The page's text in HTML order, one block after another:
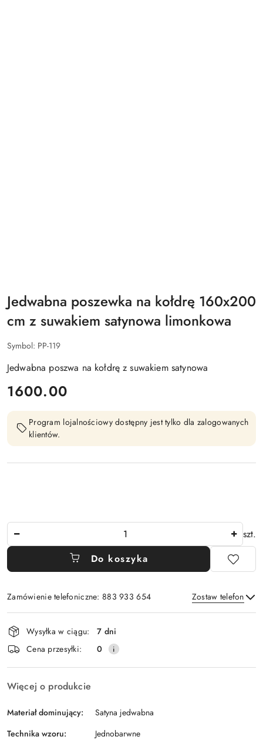
Jedwabna poszewka na kołdrę 160x200
cm z suwakiem satynowa limonkowa
Symbol: PP-119
Jedwabna poszwa na kołdrę z suwakiem satynowa
cena:
1600.00
Program lojalnościowy dostępny jest tylko dla zalogowanych
klientów.
szt.
Do koszyka
Zamówienie telefoniczne: 883 933 654 Zostaw telefon
Wyślij
Dostępność
i
dostawa
Wysyłka w ciągu:
7 dni
Cena przesyłki:
0
Więcej o produkcie
Materiał dominujący:
Satyna jedwabna
Technika wzoru:
Jednobarwne